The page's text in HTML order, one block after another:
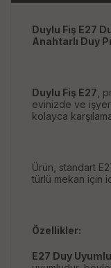
Duylu Fiş E27
Anahtarlı Duy
Duylu Fiş E27,
evinizde ve
kolayca
Ürün, standart
türlü mekan için
Özellikler:
E27 Duy